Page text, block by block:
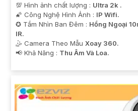
💯 Hình ảnh chất lượng : Ultra 2k .
🌠 Công Nghệ Hình Ảnh : IP Wifi.
✪ Tầm Nhìn Ban Đêm : Hồng Ngoại
IR.
🤹 Camera Theo Mẫu Xoay 360.
️📢 Khả Năng : Thu Âm Và Loa.